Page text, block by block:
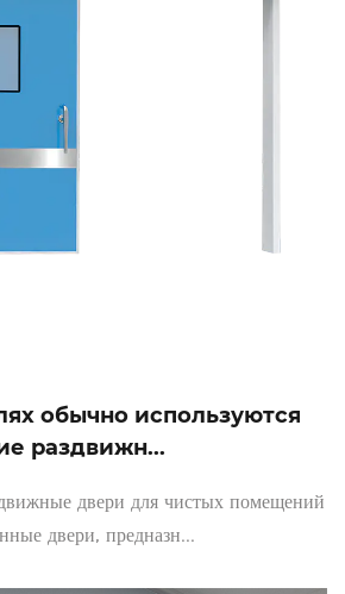
обычно используются
раздвижн...
двери для чистых помещений
двери, предназн...